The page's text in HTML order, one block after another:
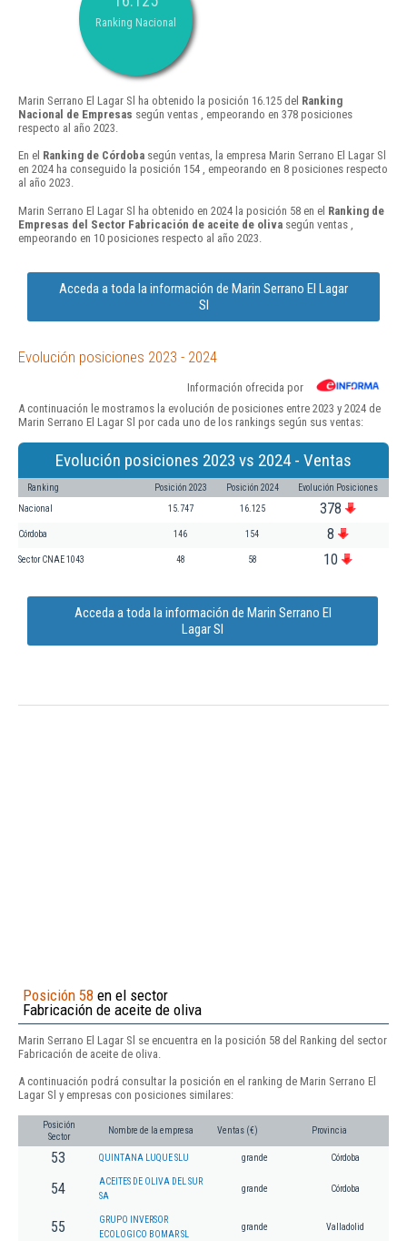
Ranking Nacional
Marin Serrano El Lagar Sl ha obtenido la posición 16.125 del Ranking
Nacional de Empresas según ventas , empeorando en 378 posiciones
respecto al año 2023.
En el Ranking de Córdoba según ventas, la empresa Marin Serrano El Lagar Sl
en 2024 ha conseguido la posición 154 , empeorando en 8 posiciones respecto
al año 2023.
Marin Serrano El Lagar Sl ha obtenido en 2024 la posición 58 en el Ranking de
Empresas del Sector Fabricación de aceite de oliva según ventas ,
empeorando en 10 posiciones respecto al año 2023.
Acceda a toda la información de Marin Serrano El Lagar
Sl
Evolución posiciones 2023 - 2024
Información ofrecida por
A continuación le mostramos la evolución de posiciones entre 2023 y 2024 de
Marin Serrano El Lagar Sl por cada uno de los rankings según sus ventas:
Evolución posiciones 2023 vs 2024 - Ventas
Ranking Posición 2023 Posición 2024 Evolución Posiciones
Nacional 15.747 16.125 378
Córdoba 146 154 8
Sector CNAE 1043 48 58 10
Acceda a toda la información de Marin Serrano El
Lagar Sl
Posición 58 en el sector
Fabricación de aceite de oliva
Marin Serrano El Lagar Sl se encuentra en la posición 58 del Ranking del sector
Fabricación de aceite de oliva.
A continuación podrá consultar la posición en el ranking de Marin Serrano El
Lagar Sl y empresas con posiciones similares:
Posición
Sector
Nombre de la empresa Ventas (€) Provincia
53 QUINTANA LUQUE SLU grande Córdoba
54
ACEITES DE OLIVA DEL SUR
SA
grande Córdoba
55
GRUPO INVERSOR
ECOLOGICO BOMAR SL
grande Valladolid